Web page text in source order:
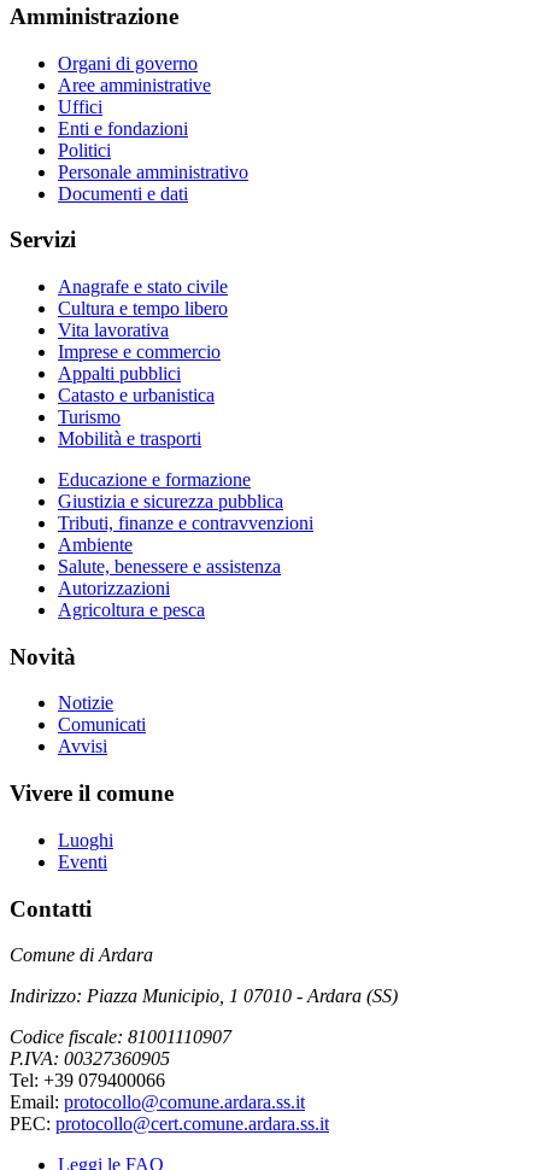
Amministrazione
Organi di governo
Aree amministrative
Uffici
Enti e fondazioni
Politici
Personale amministrativo
Documenti e dati
Servizi
Anagrafe e stato civile
Cultura e tempo libero
Vita lavorativa
Imprese e commercio
Appalti pubblici
Catasto e urbanistica
Turismo
Mobilità e trasporti
Educazione e formazione
Giustizia e sicurezza pubblica
Tributi, finanze e contravvenzioni
Ambiente
Salute, benessere e assistenza
Autorizzazioni
Agricoltura e pesca
Novità
Notizie
Comunicati
Avvisi
Vivere il comune
Luoghi
Eventi
Contatti
Comune di Ardara
Indirizzo: Piazza Municipio, 1 07010 - Ardara (SS)
Codice fiscale: 81001110907
P.IVA: 00327360905
Tel: +39 079400066
Email: protocollo@comune.ardara.ss.it
PEC: protocollo@cert.comune.ardara.ss.it
Leggi le FAQ